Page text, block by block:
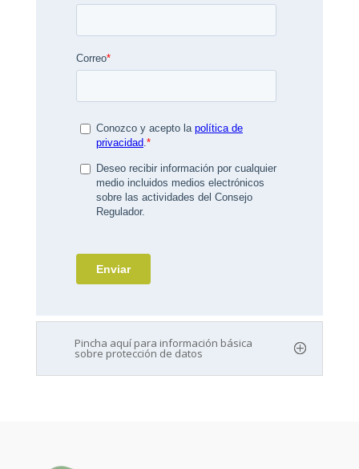
Pincha aquí para información básica
sobre protección de datos